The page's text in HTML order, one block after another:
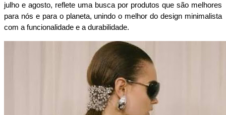
julho e agosto, reflete uma busca por produtos que são melhores
para nós e para o planeta, unindo o melhor do design minimalista
com a funcionalidade e a durabilidade.